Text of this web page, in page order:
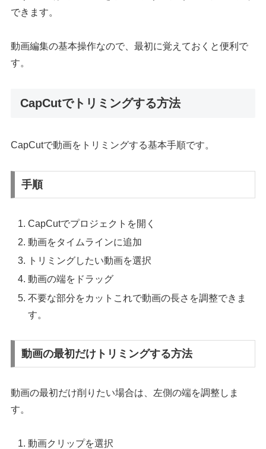
できます。
動画編集の基本操作なので、最初に覚えておくと便利で
す。
CapCutでトリミングする方法
CapCutで動画をトリミングする基本手順です。
手順
CapCutでプロジェクトを開く
動画をタイムラインに追加
トリミングしたい動画を選択
動画の端をドラッグ
不要な部分をカットこれで動画の長さを調整できま
す。
動画の最初だけトリミングする方法
動画の最初だけ削りたい場合は、左側の端を調整しま
す。
動画クリップを選択